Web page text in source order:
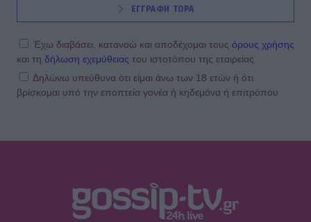
ΕΓΓΡΑΦΗ ΤΩΡΑ
Έχω διαβάσει, κατανοώ και αποδέχομαι τους όρους χρήσης
και τη δήλωση εχεμύθειας του ιστοτόπου της εταιρείας
Δηλώνω υπεύθυνα ότι είμαι άνω των 18 ετών ή ότι
βρίσκομαι υπό την εποπτεία γονέα ή κηδεμόνα ή επιτρόπου